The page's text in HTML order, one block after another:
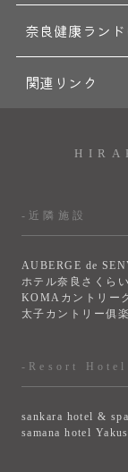
奈良健康ラン
関連リンク
-近隣施設
AUBERGE de
ホテル奈良さくら
KOMAカントリー
太子カントリー俱
-Resort
sankara hotel &
samana hotel